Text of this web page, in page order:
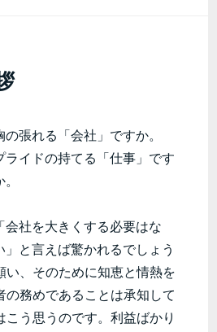
の張れる「会社」ですか。
ライドの持てる「仕事」です
「会社を大きくする必要はな
」と言えば驚かれるでしょう
い、そのために知恵と情熱を
の務めであることは承知して
こう思うのです。利益ばかり